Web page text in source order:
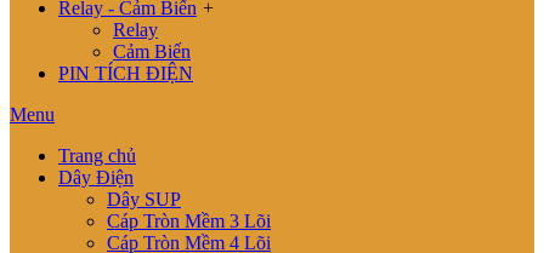
Relay - Cảm Biến +
Relay
Cảm Biến
PIN TÍCH ĐIỆN
Menu
Trang chủ
Dây Điện
Dây SUP
Cáp Tròn Mềm 3 Lõi
Cáp Tròn Mềm 4 Lõi